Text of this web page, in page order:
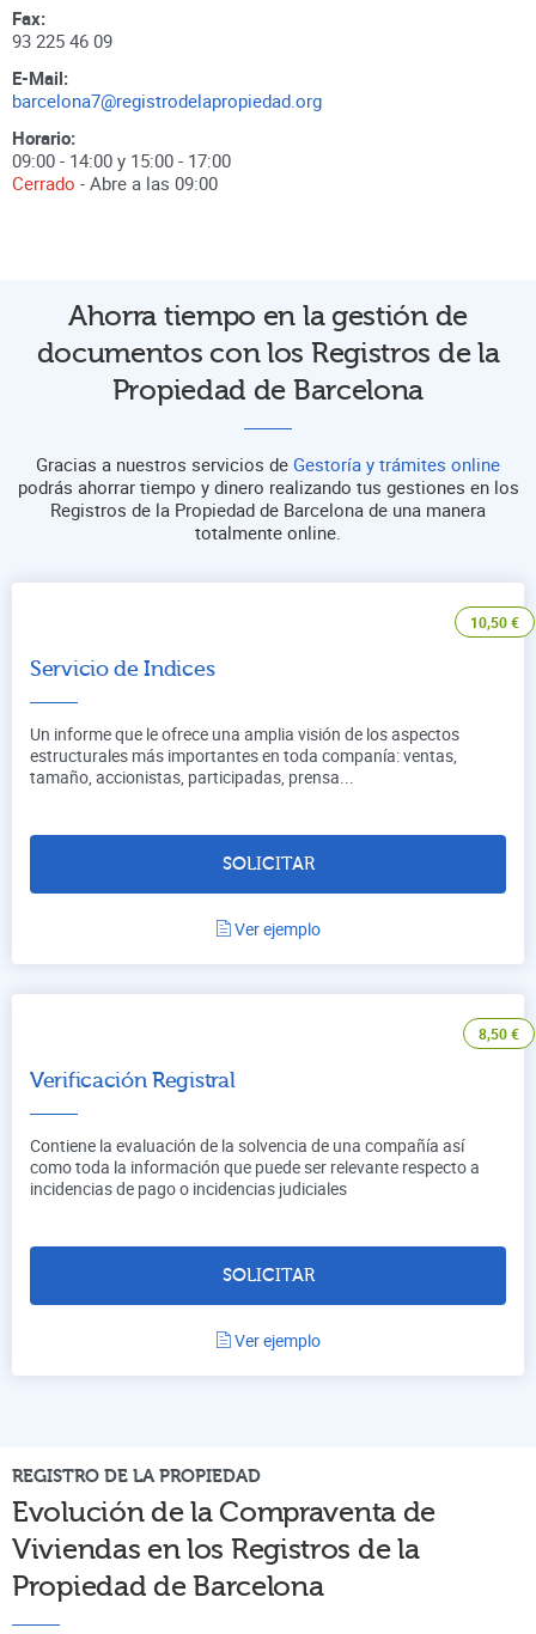
Fax:
93 225 46 09
E-Mail:
barcelona7@registrodelapropiedad.org
Horario:
09:00 - 14:00 y 15:00 - 17:00
Cerrado - Abre a las 09:00
Ahorra tiempo en la gestión de
documentos con los Registros de la
Propiedad de Barcelona
Gracias a nuestros servicios de Gestoría y trámites online
podrás ahorrar tiempo y dinero realizando tus gestiones en los
Registros de la Propiedad de Barcelona de una manera
totalmente online.
10,50€
Servicio de Indices
Un informe que le ofrece una amplia visión de los aspectos
estructurales más importantes en toda companía: ventas,
tamaño, accionistas, participadas, prensa...
SOLICITAR
Ver ejemplo
8,50€
Verificación Registral
Contiene la evaluación de la solvencia de una compañía así
como toda la información que puede ser relevante respecto a
incidencias de pago o incidencias judiciales
SOLICITAR
Ver ejemplo
REGISTRO DE LA PROPIEDAD
Evolución de la Compraventa de
Viviendas en los Registros de la
Propiedad de Barcelona